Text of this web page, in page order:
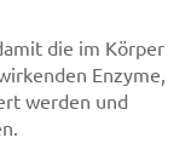
die im Körper
Enzyme,
werden und